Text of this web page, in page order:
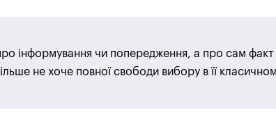
інформування чи попередження, а про сам факт
не хоче повної свободи вибору в її